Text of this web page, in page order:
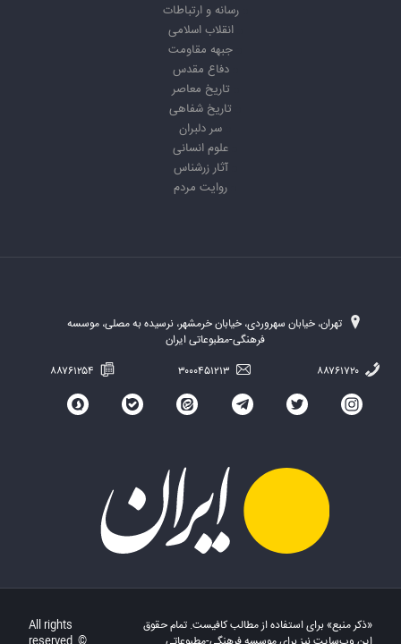
رسانه و ارتباطات
انقلاب اسلامی
جبهه مقاومت
دفاع مقدس
تاریخ معاصر
تاریخ شفاهی
سر دلبران
علوم انسانی
آثار زرشناس
روایت مردم
تهران، خیابان سهروردی، خیابان خرمشهر، نرسیده به مصلی، موسسه
فرهنگی-مطبوعاتی ایران
«ذکر منبع» برای استفاده از مطالب کافیست. تمام حقوق
All rights